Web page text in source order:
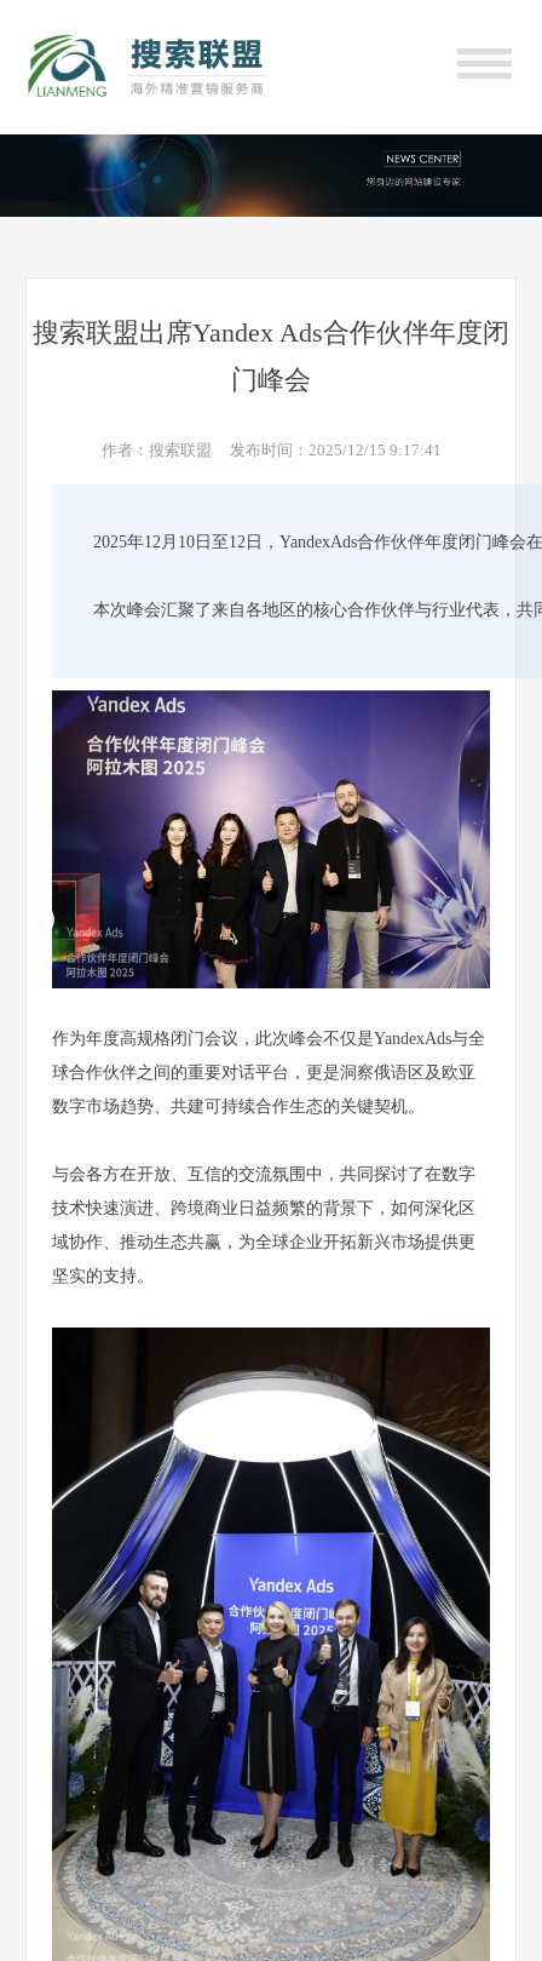
搜索联盟出席Yandex Ads合作伙伴年度闭
门峰会
作者：搜索联盟 发布时间：2025/12/15 9:17:41
2025年12月10日至12日，YandexAds合作伙伴年度闭门峰会
本次峰会汇聚了来自各地区的核心合作伙伴与行业代表，
作为年度高规格闭门会议 ，此次峰会不仅是YandexAds与全
球合作伙伴之间的重要对话平台，更是洞察俄语区及欧亚
数字市场趋势、共建可持续合作生态的关键契机。
与会各方在开放、互信的交流氛围中，共同探讨了在数字
技术快速演进、跨境商业日益频繁的背景下，如何深化区
域协作、推动生态共赢，为全球企业开拓新兴市场提供更
坚实的支持。